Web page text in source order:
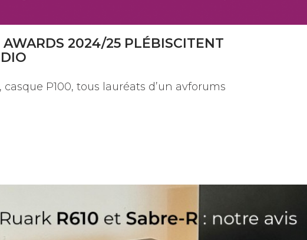
AWARDS 2024/25 PLÉBISCITENT
casque P100, tous lauréats d’un avforums